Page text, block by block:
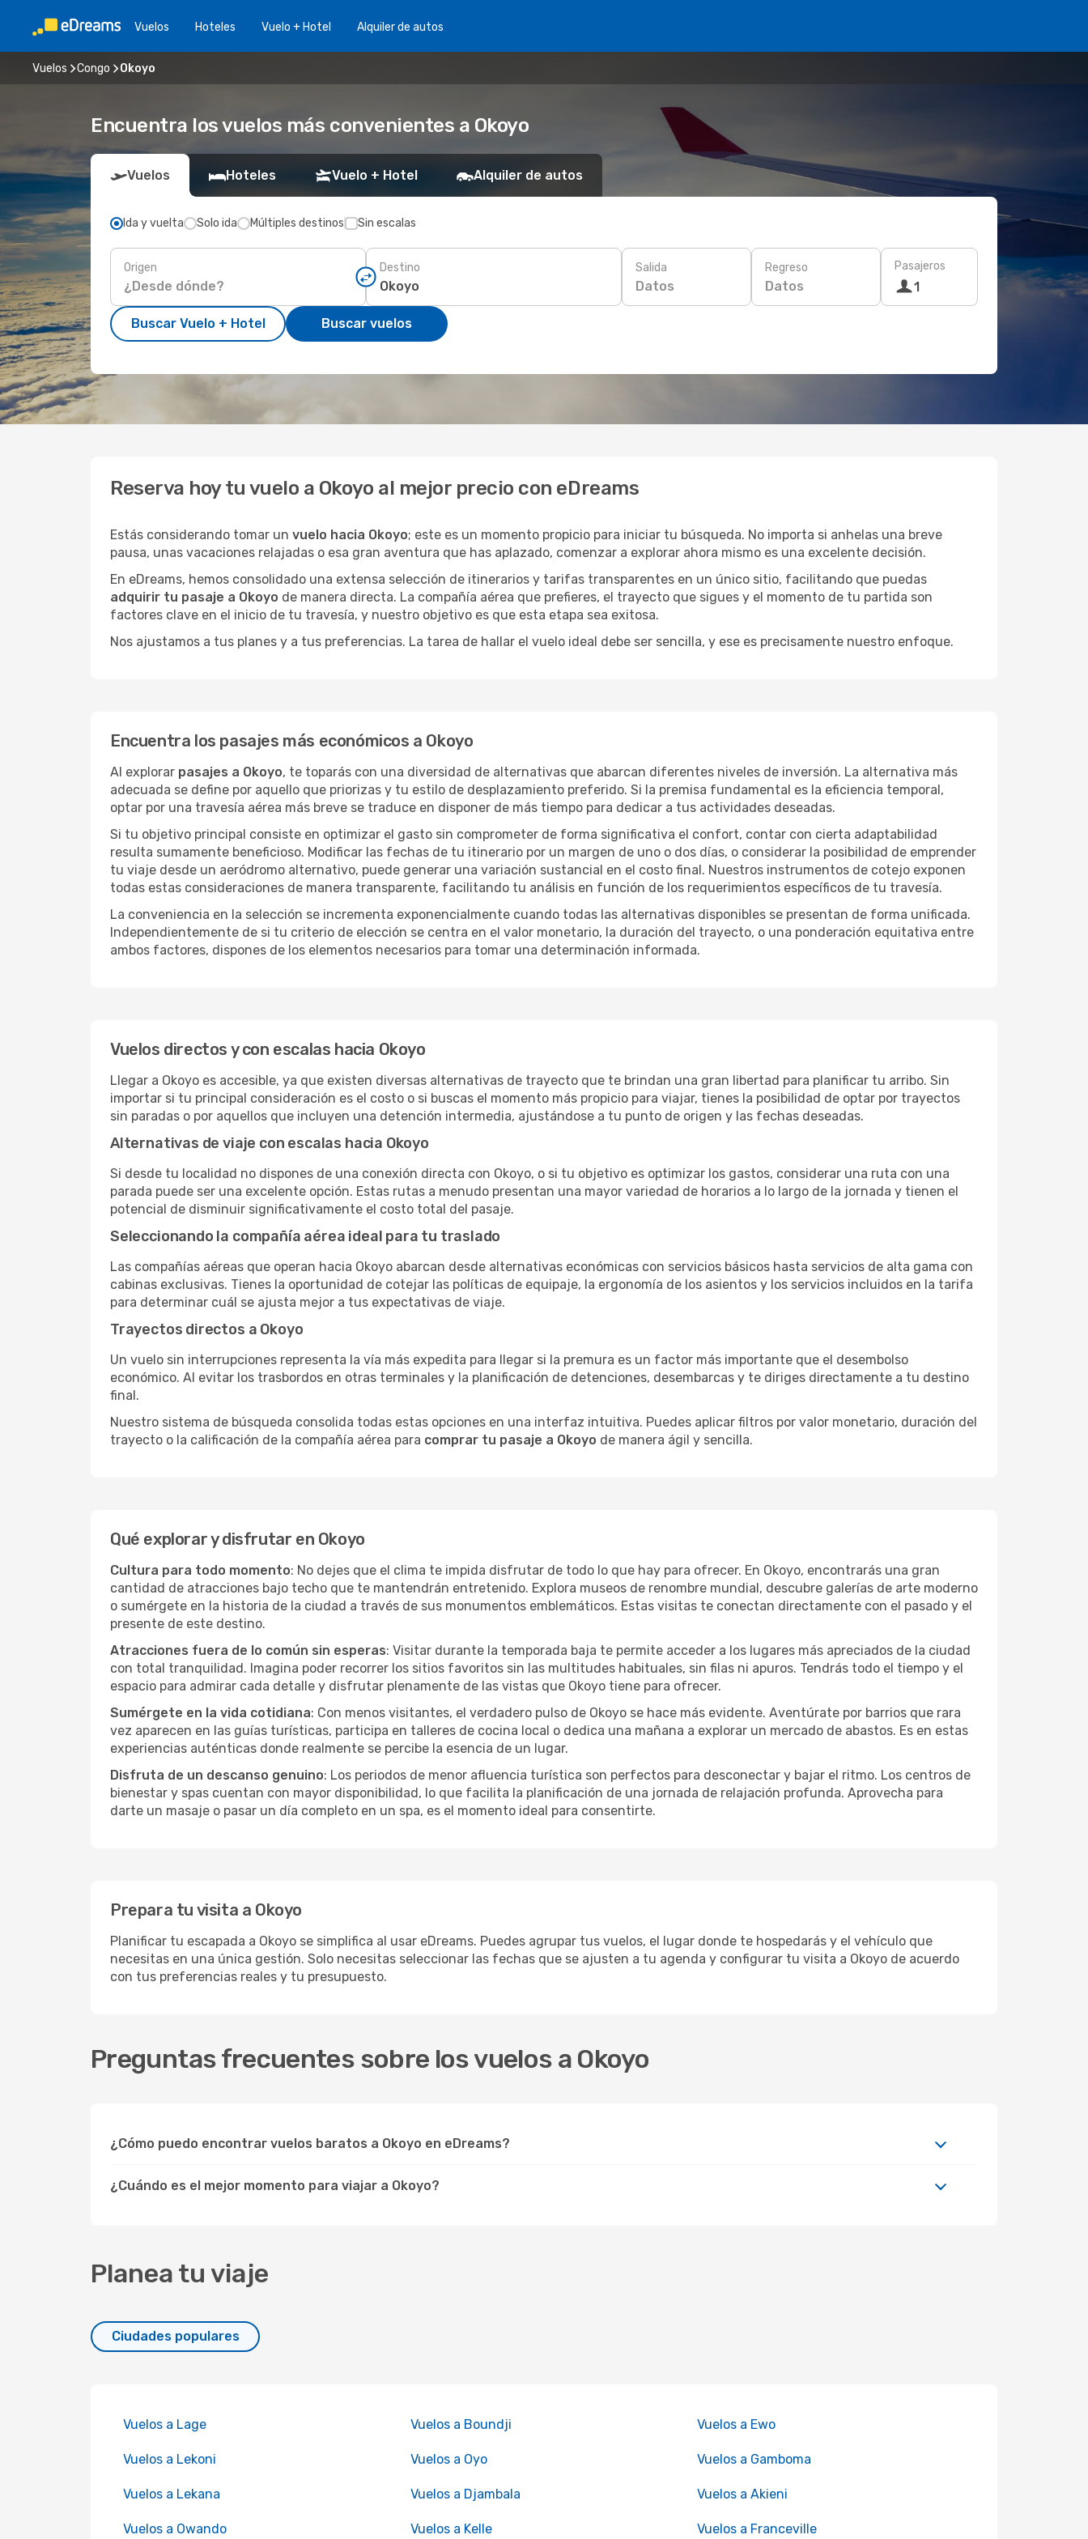
Vuelos Hoteles Vuelo + Hotel Alquiler de autos
Vuelos Congo Okoyo
Encuentra los vuelos más convenientes a Okoyo
Vuelos Hoteles Vuelo + Hotel Alquiler de autos
Ida y vuelta Solo ida Múltiples destinos Sin escalas
Origen Destino Salida
Datos
Regreso
Datos
Pasajeros
1
Buscar Vuelo + Hotel Buscar vuelos
Reserva hoy tu vuelo a Okoyo al mejor precio con eDreams
Estás considerando tomar un vuelo hacia Okoyo; este es un momento propicio para iniciar tu búsqueda. No importa si anhelas una breve
pausa, unas vacaciones relajadas o esa gran aventura que has aplazado, comenzar a explorar ahora mismo es una excelente decisión.
En eDreams, hemos consolidado una extensa selección de itinerarios y tarifas transparentes en un único sitio, facilitando que puedas
adquirir tu pasaje a Okoyo de manera directa. La compañía aérea que prefieres, el trayecto que sigues y el momento de tu partida son
factores clave en el inicio de tu travesía, y nuestro objetivo es que esta etapa sea exitosa.
Nos ajustamos a tus planes y a tus preferencias. La tarea de hallar el vuelo ideal debe ser sencilla, y ese es precisamente nuestro enfoque.
Encuentra los pasajes más económicos a Okoyo
Al explorar pasajes a Okoyo, te toparás con una diversidad de alternativas que abarcan diferentes niveles de inversión. La alternativa más
adecuada se define por aquello que priorizas y tu estilo de desplazamiento preferido. Si la premisa fundamental es la eficiencia temporal,
optar por una travesía aérea más breve se traduce en disponer de más tiempo para dedicar a tus actividades deseadas.
Si tu objetivo principal consiste en optimizar el gasto sin comprometer de forma significativa el confort, contar con cierta adaptabilidad
resulta sumamente beneficioso. Modificar las fechas de tu itinerario por un margen de uno o dos días, o considerar la posibilidad de emprender
tu viaje desde un aeródromo alternativo, puede generar una variación sustancial en el costo final. Nuestros instrumentos de cotejo exponen
todas estas consideraciones de manera transparente, facilitando tu análisis en función de los requerimientos específicos de tu travesía.
La conveniencia en la selección se incrementa exponencialmente cuando todas las alternativas disponibles se presentan de forma unificada.
Independientemente de si tu criterio de elección se centra en el valor monetario, la duración del trayecto, o una ponderación equitativa entre
ambos factores, dispones de los elementos necesarios para tomar una determinación informada.
Vuelos directos y con escalas hacia Okoyo
Llegar a Okoyo es accesible, ya que existen diversas alternativas de trayecto que te brindan una gran libertad para planificar tu arribo. Sin
importar si tu principal consideración es el costo o si buscas el momento más propicio para viajar, tienes la posibilidad de optar por trayectos
sin paradas o por aquellos que incluyen una detención intermedia, ajustándose a tu punto de origen y las fechas deseadas.
Alternativas de viaje con escalas hacia Okoyo
Si desde tu localidad no dispones de una conexión directa con Okoyo, o si tu objetivo es optimizar los gastos, considerar una ruta con una
parada puede ser una excelente opción. Estas rutas a menudo presentan una mayor variedad de horarios a lo largo de la jornada y tienen el
potencial de disminuir significativamente el costo total del pasaje.
Seleccionando la compañía aérea ideal para tu traslado
Las compañías aéreas que operan hacia Okoyo abarcan desde alternativas económicas con servicios básicos hasta servicios de alta gama con
cabinas exclusivas. Tienes la oportunidad de cotejar las políticas de equipaje, la ergonomía de los asientos y los servicios incluidos en la tarifa
para determinar cuál se ajusta mejor a tus expectativas de viaje.
Trayectos directos a Okoyo
Un vuelo sin interrupciones representa la vía más expedita para llegar si la premura es un factor más importante que el desembolso
económico. Al evitar los trasbordos en otras terminales y la planificación de detenciones, desembarcas y te diriges directamente a tu destino
final.
Nuestro sistema de búsqueda consolida todas estas opciones en una interfaz intuitiva. Puedes aplicar filtros por valor monetario, duración del
trayecto o la calificación de la compañía aérea para comprar tu pasaje a Okoyo de manera ágil y sencilla.
Qué explorar y disfrutar en Okoyo
Cultura para todo momento: No dejes que el clima te impida disfrutar de todo lo que hay para ofrecer. En Okoyo, encontrarás una gran
cantidad de atracciones bajo techo que te mantendrán entretenido. Explora museos de renombre mundial, descubre galerías de arte moderno
o sumérgete en la historia de la ciudad a través de sus monumentos emblemáticos. Estas visitas te conectan directamente con el pasado y el
presente de este destino.
Atracciones fuera de lo común sin esperas: Visitar durante la temporada baja te permite acceder a los lugares más apreciados de la ciudad
con total tranquilidad. Imagina poder recorrer los sitios favoritos sin las multitudes habituales, sin filas ni apuros. Tendrás todo el tiempo y el
espacio para admirar cada detalle y disfrutar plenamente de las vistas que Okoyo tiene para ofrecer.
Sumérgete en la vida cotidiana: Con menos visitantes, el verdadero pulso de Okoyo se hace más evidente. Aventúrate por barrios que rara
vez aparecen en las guías turísticas, participa en talleres de cocina local o dedica una mañana a explorar un mercado de abastos. Es en estas
experiencias auténticas donde realmente se percibe la esencia de un lugar.
Disfruta de un descanso genuino: Los periodos de menor afluencia turística son perfectos para desconectar y bajar el ritmo. Los centros de
bienestar y spas cuentan con mayor disponibilidad, lo que facilita la planificación de una jornada de relajación profunda. Aprovecha para
darte un masaje o pasar un día completo en un spa, es el momento ideal para consentirte.
Prepara tu visita a Okoyo
Planificar tu escapada a Okoyo se simplifica al usar eDreams. Puedes agrupar tus vuelos, el lugar donde te hospedarás y el vehículo que
necesitas en una única gestión. Solo necesitas seleccionar las fechas que se ajusten a tu agenda y configurar tu visita a Okoyo de acuerdo
con tus preferencias reales y tu presupuesto.
Preguntas frecuentes sobre los vuelos a Okoyo
¿Cómo puedo encontrar vuelos baratos a Okoyo en eDreams?
¿Cuándo es el mejor momento para viajar a Okoyo?
Planea tu viaje
Ciudades populares
Vuelos a Lage Vuelos a Boundji Vuelos a Ewo
Vuelos a Lekoni Vuelos a Oyo Vuelos a Gamboma
Vuelos a Lekana Vuelos a Djambala Vuelos a Akieni
Vuelos a Owando Vuelos a Kelle Vuelos a Franceville